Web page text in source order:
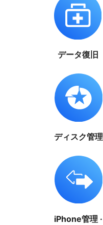
データ復旧
ディスク管理
iPhone管理 ·